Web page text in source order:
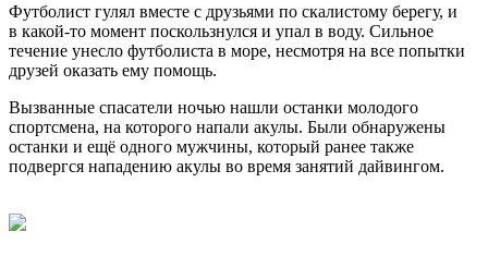
Футболист гулял вместе с друзьями по скалистому берегу, и
в какой-то момент поскользнулся и упал в воду. Сильное
течение унесло футболиста в море, несмотря на все попытки
друзей оказать ему помощь.
Вызванные спасатели ночью нашли останки молодого
спортсмена, на которого напали акулы. Были обнаружены
останки и ещё одного мужчины, который ранее также
подвергся нападению акулы во время занятий дайвингом.